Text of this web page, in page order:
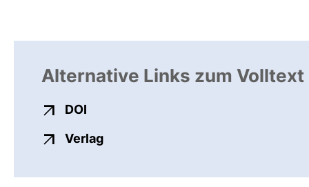
Alternative Links zum Volltext
DOI
Verlagexterner Link, öffnet neues